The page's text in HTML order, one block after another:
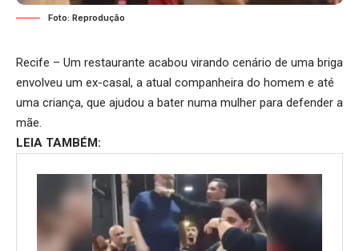
Foto: Reprodução
Recife – Um restaurante acabou virando cenário de uma briga
envolveu um ex-casal, a atual companheira do homem e até
uma criança, que ajudou a bater numa mulher para defender a
mãe.
LEIA TAMBÉM: